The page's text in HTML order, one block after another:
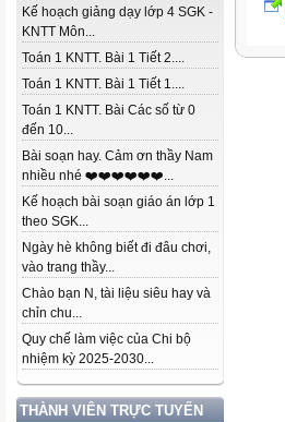
Kế hoạch giảng dạy lớp 4 SGK -
KNTT Môn...
Toán 1 KNTT. Bài 1 Tiết 2....
Toán 1 KNTT. Bài 1 Tiết 1....
Toán 1 KNTT. Bài Các số từ 0
đến 10...
Bài soạn hay. Cảm ơn thầy Nam
nhiều nhé ❤️❤️❤️❤️❤️❤️...
Kế hoạch bài soạn giáo án lớp 1
theo SGK...
Ngày hè không biết đi đâu chơi,
vào trang thầy...
Chào bạn N, tài liệu siêu hay và
chỉn chu...
Quy chế làm việc của Chi bộ
nhiệm kỳ 2025-2030...
THÀNH VIÊN TRỰC TUYẾN